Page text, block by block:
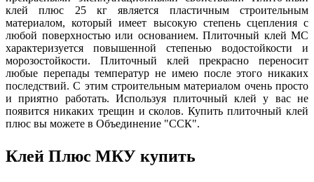
клей плюс 25 кг является пластичным строительным
материалом, который имеет высокую степень сцепления с
любой поверхностью или основанием. Плиточный клей МС
характеризуется повышенной степенью водостойкости и
морозостойкости. Плиточный клей прекрасно переносит
любые перепады температур не имею после этого никаких
последствий. С этим строительным материалом очень просто
и приятно работать. Используя плиточный клей у вас не
появится никаких трещин и сколов. Купить плиточный клей
плюс вы можете в Объединение "ССК".
Клей Плюс МКУ купить